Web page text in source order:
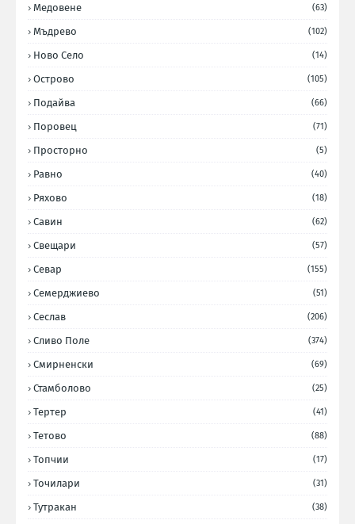
Медовене (63)
Мъдрево (102)
Ново Село (14)
Острово (105)
Подайва (66)
Поровец (71)
Просторно (5)
Равно (40)
Ряхово (18)
Савин (62)
Свещари (57)
Севар (155)
Семерджиево (51)
Сеслав (206)
Сливо Поле (374)
Смирненски (69)
Стамболово (25)
Тертер (41)
Тетово (88)
Топчии (17)
Точилари (31)
Тутракан (38)